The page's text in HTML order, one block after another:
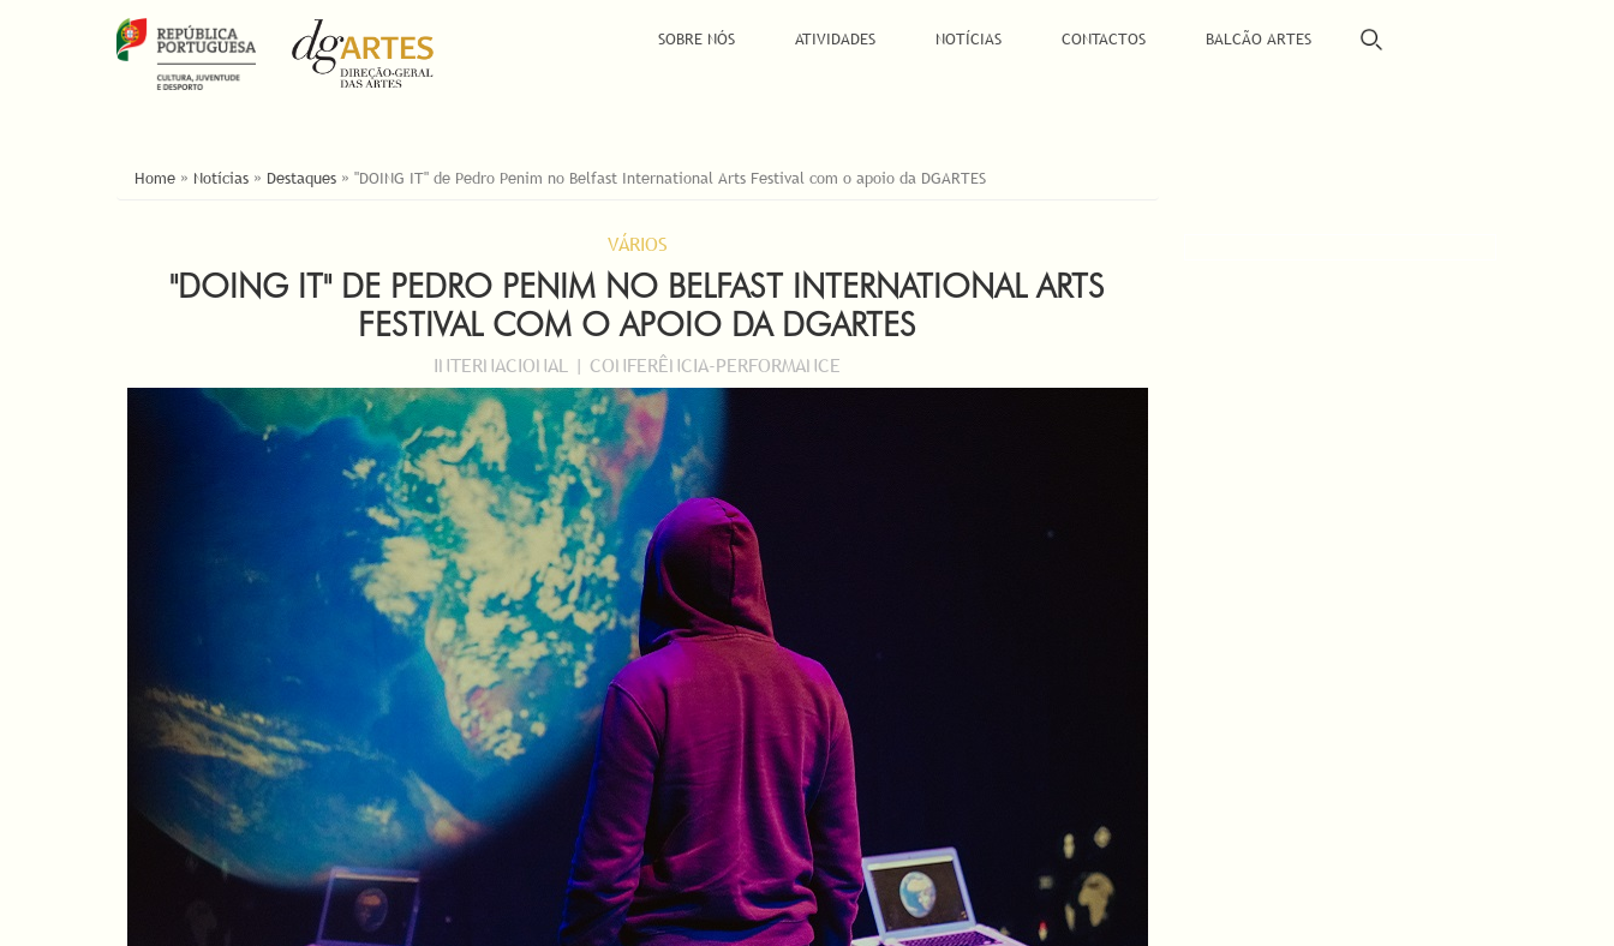
SOBRE NÓS ATIVIDADES NOTÍCIAS CONTACTOS BALCÃO ARTES
ESTÁ AQUI
Home » Notícias » Destaques » "DOING IT" de Pedro Penim no Belfast International Arts Festival com o apoio da DGARTES
VÁRIOS
"DOING IT" DE PEDRO PENIM NO BELFAST INTERNATIONAL ARTS
FESTIVAL COM O APOIO DA DGARTES
INTERNACIONAL | CONFERÊNCIA-PERFORMANCE